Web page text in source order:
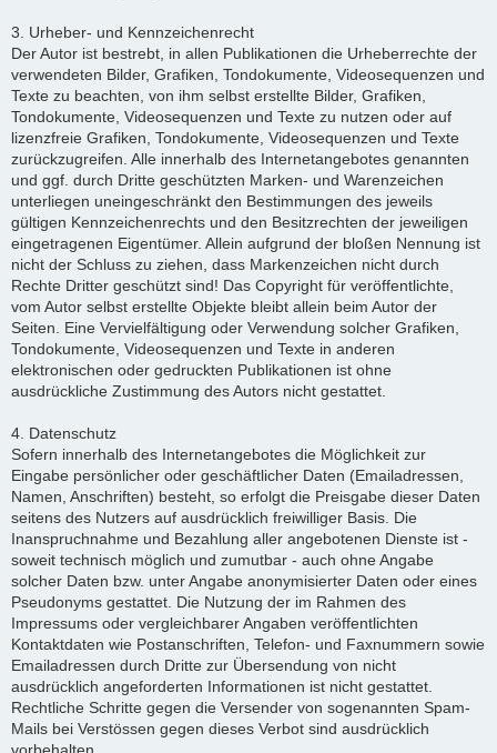
3. Urheber- und Kennzeichenrecht
Der Autor ist bestrebt, in allen Publikationen die Urheberrechte der
verwendeten Bilder, Grafiken, Tondokumente, Videosequenzen und
Texte zu beachten, von ihm selbst erstellte Bilder, Grafiken,
Tondokumente, Videosequenzen und Texte zu nutzen oder auf
lizenzfreie Grafiken, Tondokumente, Videosequenzen und Texte
zurückzugreifen. Alle innerhalb des Internetangebotes genannten
und ggf. durch Dritte geschützten Marken- und Warenzeichen
unterliegen uneingeschränkt den Bestimmungen des jeweils
gültigen Kennzeichenrechts und den Besitzrechten der jeweiligen
eingetragenen Eigentümer. Allein aufgrund der bloßen Nennung ist
nicht der Schluss zu ziehen, dass Markenzeichen nicht durch
Rechte Dritter geschützt sind! Das Copyright für veröffentlichte,
vom Autor selbst erstellte Objekte bleibt allein beim Autor der
Seiten. Eine Vervielfältigung oder Verwendung solcher Grafiken,
Tondokumente, Videosequenzen und Texte in anderen
elektronischen oder gedruckten Publikationen ist ohne
ausdrückliche Zustimmung des Autors nicht gestattet.
4. Datenschutz
Sofern innerhalb des Internetangebotes die Möglichkeit zur
Eingabe persönlicher oder geschäftlicher Daten (Emailadressen,
Namen, Anschriften) besteht, so erfolgt die Preisgabe dieser Daten
seitens des Nutzers auf ausdrücklich freiwilliger Basis. Die
Inanspruchnahme und Bezahlung aller angebotenen Dienste ist -
soweit technisch möglich und zumutbar - auch ohne Angabe
solcher Daten bzw. unter Angabe anonymisierter Daten oder eines
Pseudonyms gestattet. Die Nutzung der im Rahmen des
Impressums oder vergleichbarer Angaben veröffentlichten
Kontaktdaten wie Postanschriften, Telefon- und Faxnummern sowie
Emailadressen durch Dritte zur Übersendung von nicht
ausdrücklich angeforderten Informationen ist nicht gestattet.
Rechtliche Schritte gegen die Versender von sogenannten Spam-
Mails bei Verstössen gegen dieses Verbot sind ausdrücklich